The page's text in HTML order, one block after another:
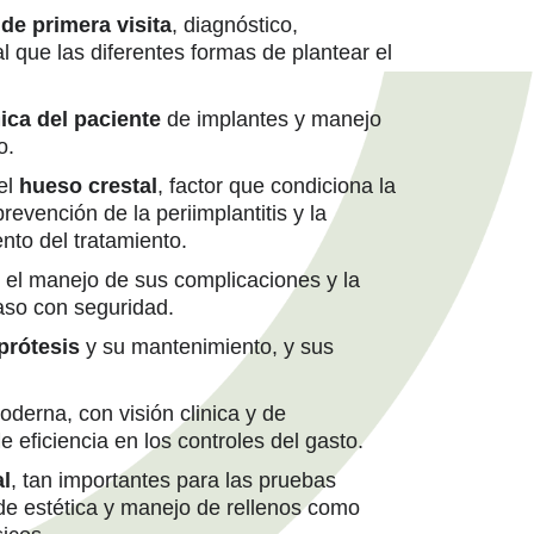
primera visita, diagnóstico,
que las diferentes formas de plantear el
del paciente de implantes y manejo
hueso crestal , factor que condiciona la
de la periimplantitis y la
del tratamiento.
el manejo de sus complicaciones y la
con seguridad.
y su mantenimiento, y sus
con visión clinica y de
eficiencia en los controles del gasto.
, tan importantes para las pruebas
estética y manejo de rellenos como